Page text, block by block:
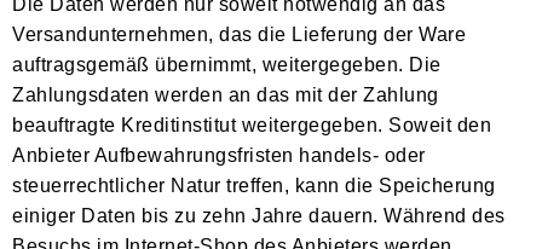
Versandunternehmen, das die Lieferung der Ware
auftragsgemäß übernimmt, weitergegeben. Die
Zahlungsdaten werden an das mit der Zahlung
beauftragte Kreditinstitut weitergegeben. Soweit den
Anbieter Aufbewahrungsfristen handels- oder
steuerrechtlicher Natur treffen, kann die Speicherung
einiger Daten bis zu zehn Jahre dauern. Während des